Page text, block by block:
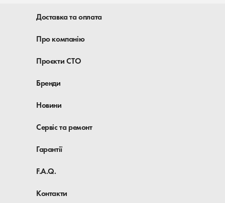
Доставка та оплата
Про компанію
Проєкти СТО
Бренди
Новини
Сервіс та ремонт
Гарантії
F.A.Q.
Контакти